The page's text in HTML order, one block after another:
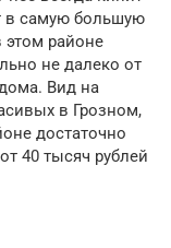
в самую большую
районе
не далеко от
Вид на
в Грозном,
достаточно
40 тысяч рублей